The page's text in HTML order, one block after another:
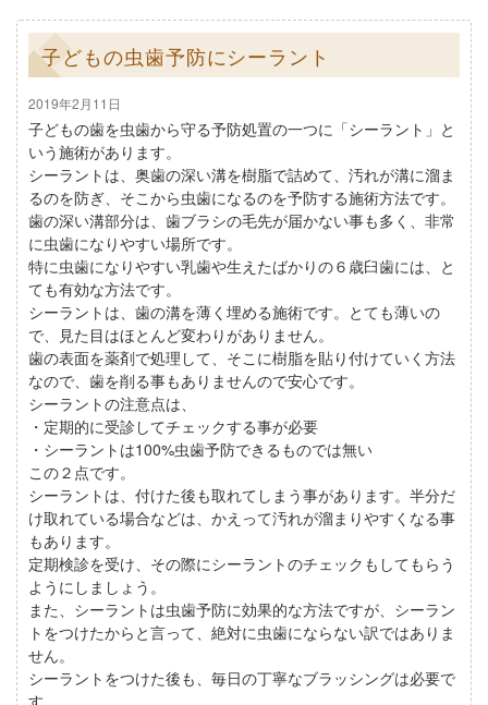
子どもの虫歯予防にシーラント
2019年2月11日
子どもの歯を虫歯から守る予防処置の一つに「シーラント」と
いう施術があります。
シーラントは、奥歯の深い溝を樹脂で詰めて、汚れが溝に溜ま
るのを防ぎ、そこから虫歯になるのを予防する施術方法です。
歯の深い溝部分は、歯ブラシの毛先が届かない事も多く、非常
に虫歯になりやすい場所です。
特に虫歯になりやすい乳歯や生えたばかりの６歳臼歯には、と
ても有効な方法です。
シーラントは、歯の溝を薄く埋める施術です。とても薄いの
で、見た目はほとんど変わりがありません。
歯の表面を薬剤で処理して、そこに樹脂を貼り付けていく方法
なので、歯を削る事もありませんので安心です。
シーラントの注意点は、
・定期的に受診してチェックする事が必要
・シーラントは100%虫歯予防できるものでは無い
この２点です。
シーラントは、付けた後も取れてしまう事があります。半分だ
け取れている場合などは、かえって汚れが溜まりやすくなる事
もあります。
定期検診を受け、その際にシーラントのチェックもしてもらう
ようにしましょう。
また、シーラントは虫歯予防に効果的な方法ですが、シーラン
トをつけたからと言って、絶対に虫歯にならない訳ではありま
せん。
シーラントをつけた後も、毎日の丁寧なブラッシングは必要で
す。